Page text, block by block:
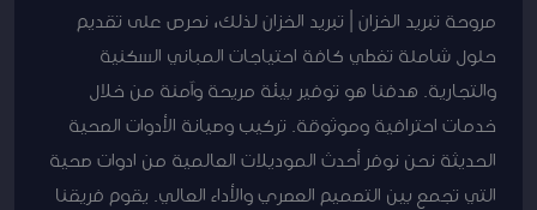
مروحة تبريد الخزان | تبريد الخزان لذلك، نحرص على تقديم
حلول شاملة تغطي كافة احتياجات المباني السكنية
والتجارية. هدفنا هو توفير بيئة مريحة وآمنة من خلال
خدمات احترافية وموثوقة. تركيب وصيانة الأدوات الصحية
الحديثة نحن نوفر أحدث الموديلات العالمية من ادوات صحية
التي تجمع بين التصميم العصري والأداء العالي. يقوم فريقنا